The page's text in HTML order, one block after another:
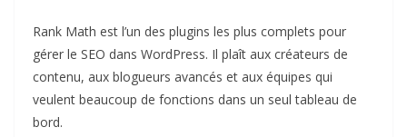
Rank Math est l’un des plugins les plus complets pour
gérer le SEO dans WordPress. Il plaît aux créateurs de
contenu, aux blogueurs avancés et aux équipes qui
veulent beaucoup de fonctions dans un seul tableau de
bord.